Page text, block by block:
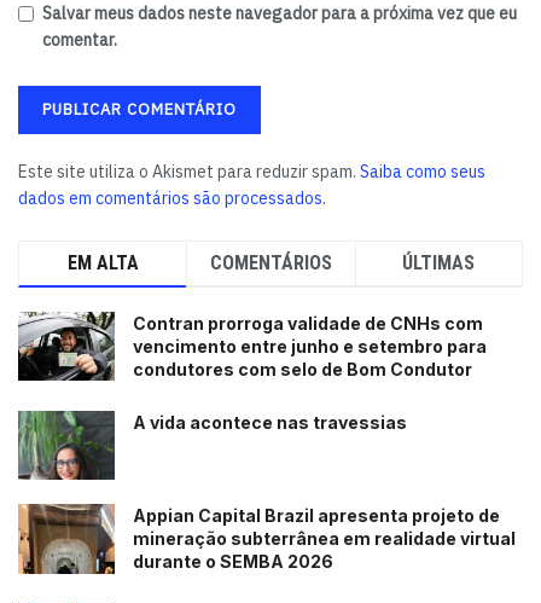
Salvar meus dados neste navegador para a próxima vez que eu
comentar.
Este site utiliza o Akismet para reduzir spam. Saiba como seus
dados em comentários são processados.
EM ALTA COMENTÁRIOS ÚLTIMAS
Contran prorroga validade de CNHs com
vencimento entre junho e setembro para
condutores com selo de Bom Condutor
A vida acontece nas travessias
Appian Capital Brazil apresenta projeto de
mineração subterrânea em realidade virtual
durante o SEMBA 2026